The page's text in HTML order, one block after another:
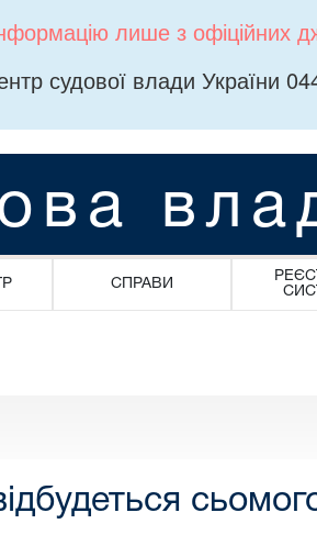
лише з офіційних
судової влади України
СПРАВИ